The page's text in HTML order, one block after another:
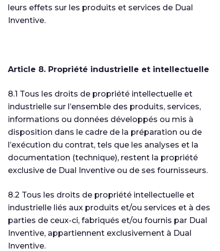
leurs effets sur les produits et services de Dual
Inventive.
Article 8. Propriété industrielle et intellectuelle
8.1 Tous les droits de propriété intellectuelle et
industrielle sur l’ensemble des produits, services,
informations ou données développés ou mis à
disposition dans le cadre de la préparation ou de
l’exécution du contrat, tels que les analyses et la
documentation (technique), restent la propriété
exclusive de Dual Inventive ou de ses fournisseurs.
8.2 Tous les droits de propriété intellectuelle et
industrielle liés aux produits et/ou services et à des
parties de ceux-ci, fabriqués et/ou fournis par Dual
Inventive, appartiennent exclusivement à Dual
Inventive.